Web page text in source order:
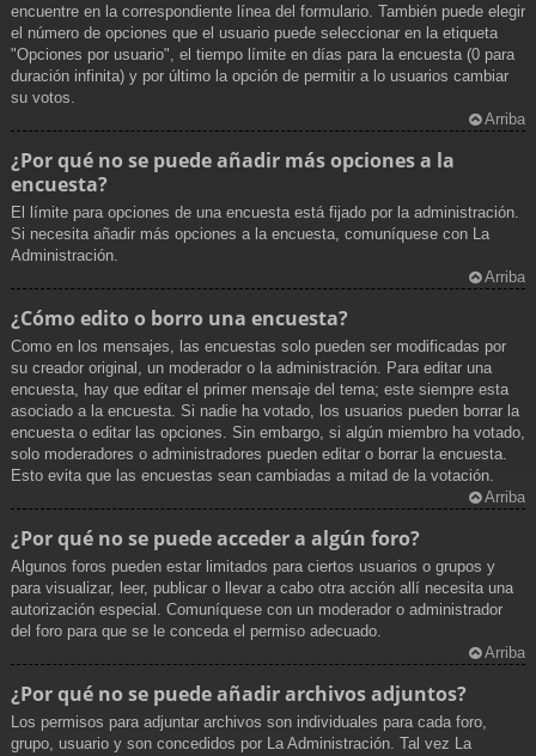
encuentre en la correspondiente línea del formulario. También puede elegir
el número de opciones que el usuario puede seleccionar en la etiqueta
"Opciones por usuario", el tiempo límite en días para la encuesta (0 para
duración infinita) y por último la opción de permitir a lo usuarios cambiar
su votos.
Arriba
¿Por qué no se puede añadir más opciones a la
encuesta?
El límite para opciones de una encuesta está fijado por la administración.
Si necesita añadir más opciones a la encuesta, comuníquese con La
Administración.
Arriba
¿Cómo edito o borro una encuesta?
Como en los mensajes, las encuestas solo pueden ser modificadas por
su creador original, un moderador o la administración. Para editar una
encuesta, hay que editar el primer mensaje del tema; este siempre esta
asociado a la encuesta. Si nadie ha votado, los usuarios pueden borrar la
encuesta o editar las opciones. Sin embargo, si algún miembro ha votado,
solo moderadores o administradores pueden editar o borrar la encuesta.
Esto evita que las encuestas sean cambiadas a mitad de la votación.
Arriba
¿Por qué no se puede acceder a algún foro?
Algunos foros pueden estar limitados para ciertos usuarios o grupos y
para visualizar, leer, publicar o llevar a cabo otra acción allí necesita una
autorización especial. Comuníquese con un moderador o administrador
del foro para que se le conceda el permiso adecuado.
Arriba
¿Por qué no se puede añadir archivos adjuntos?
Los permisos para adjuntar archivos son individuales para cada foro,
grupo, usuario y son concedidos por La Administración. Tal vez La